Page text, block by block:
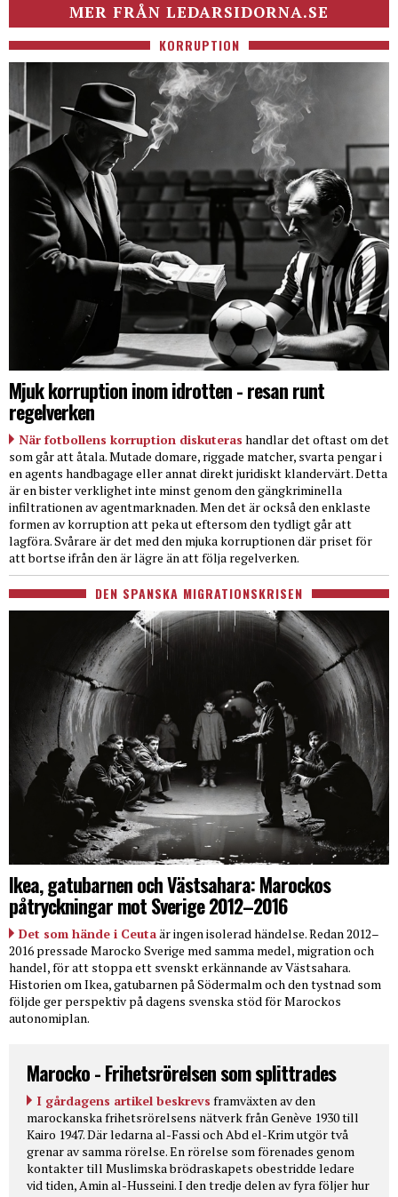
MER FRÅN LEDARSIDORNA.SE
KORRUPTION
Mjuk korruption inom idrotten - resan runt
regelverken
När fotbollens korruption diskuteras handlar det oftast om det
som går att åtala. Mutade domare, riggade matcher, svarta pengar i
en agents handbagage eller annat direkt juridiskt klandervärt. Detta
är en bister verklighet inte minst genom den gängkriminella
infiltrationen av agentmarknaden. Men det är också den enklaste
formen av korruption att peka ut eftersom den tydligt går att
lagföra. Svårare är det med den mjuka korruptionen där priset för
att bortse ifrån den är lägre än att följa regelverken.
DEN SPANSKA MIGRATIONSKRISEN
Ikea, gatubarnen och Västsahara: Marockos
påtryckningar mot Sverige 2012–2016
Det som hände i Ceutaär ingen isolerad händelse. Redan 2012–
2016 pressade Marocko Sverige med samma medel, migration och
handel, för att stoppa ett svenskt erkännande av Västsahara.
Historien om Ikea, gatubarnen på Södermalm och den tystnad som
följde ger perspektiv på dagens svenska stöd för Marockos
autonomiplan.
Marocko - Frihetsrörelsen som splittrades
I gårdagens artikel beskrevs framväxten av den
marockanska frihetsrörelsens nätverk från Genève 1930 till
Kairo 1947. Där ledarna al-Fassi och Abd el-Krim utgör två
grenar av samma rörelse. En rörelse som förenades genom
kontakter till Muslimska brödraskapets obestridde ledare
vid tiden, Amin al-Husseini. I den tredje delen av fyra följer hur